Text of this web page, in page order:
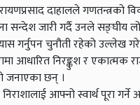
दाहालले
जारी गर्दै उनले सङ्घीय
गर्नुपन चुनौती रहेको उल्लेख
आधारित निरङ्कुश र
जनाएका छन् ।
आफ्नो स्वार्थ पूरा गर्ने